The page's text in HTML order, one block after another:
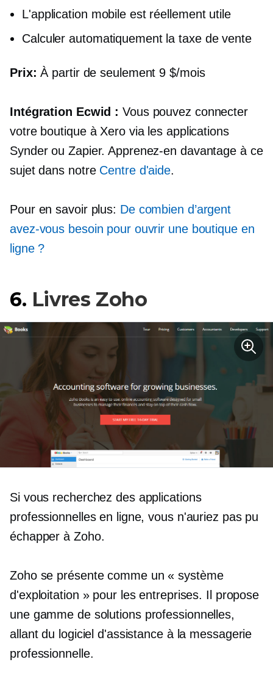
L'application mobile est réellement utile
Calculer automatiquement la taxe de vente
Prix:À partir de seulement 9 $/mois
Intégration Ecwid : Vous pouvez connecter
votre boutique à Xero via les applications
Synder ou Zapier. Apprenez-en davantage à ce
sujet dans notre Centre d'aide.
Pour en savoir plus: De combien d’argent
avez-vous besoin pour ouvrir une boutique en
ligne ?
6. Livres Zoho
Si vous recherchez des applications
professionnelles en ligne, vous n'auriez pas pu
échapper à Zoho.
Zoho se présente comme un « système
d'exploitation » pour les entreprises. Il propose
une gamme de solutions professionnelles,
allant du logiciel d'assistance à la messagerie
professionnelle.